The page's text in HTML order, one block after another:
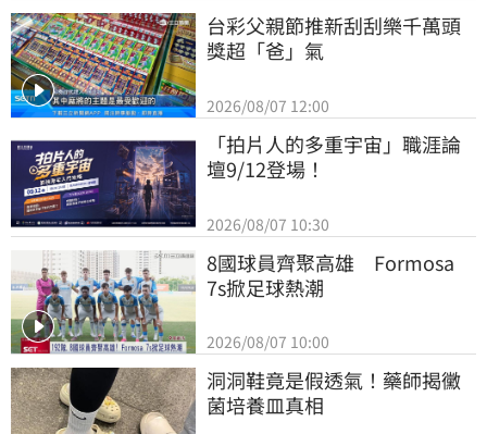
台彩父親節推新刮刮樂千萬頭
獎超「爸」氣
2026/08/07 12:00
「拍片人的多重宇宙」職涯論
壇9/12登場！
2026/08/07 10:30
8國球員齊聚高雄　Formosa
7s掀足球熱潮
2026/08/07 10:00
洞洞鞋竟是假透氣！藥師揭黴
菌培養皿真相